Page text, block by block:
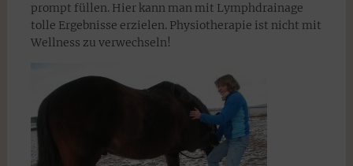
prompt füllen. Hier kann man mit Lymphdrainage
tolle Ergebnisse erzielen. Physiotherapie ist nicht mit
Wellness zu verwechseln!